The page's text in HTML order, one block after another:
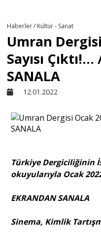
Haberler / Kültür - Sanat
Umran
Sayısı
SANALA
12.01.2022
Türkiye Dergiciliğinin
okuyularıyla Ocak
EKRANDAN SANALA
Sinema, Kimlik